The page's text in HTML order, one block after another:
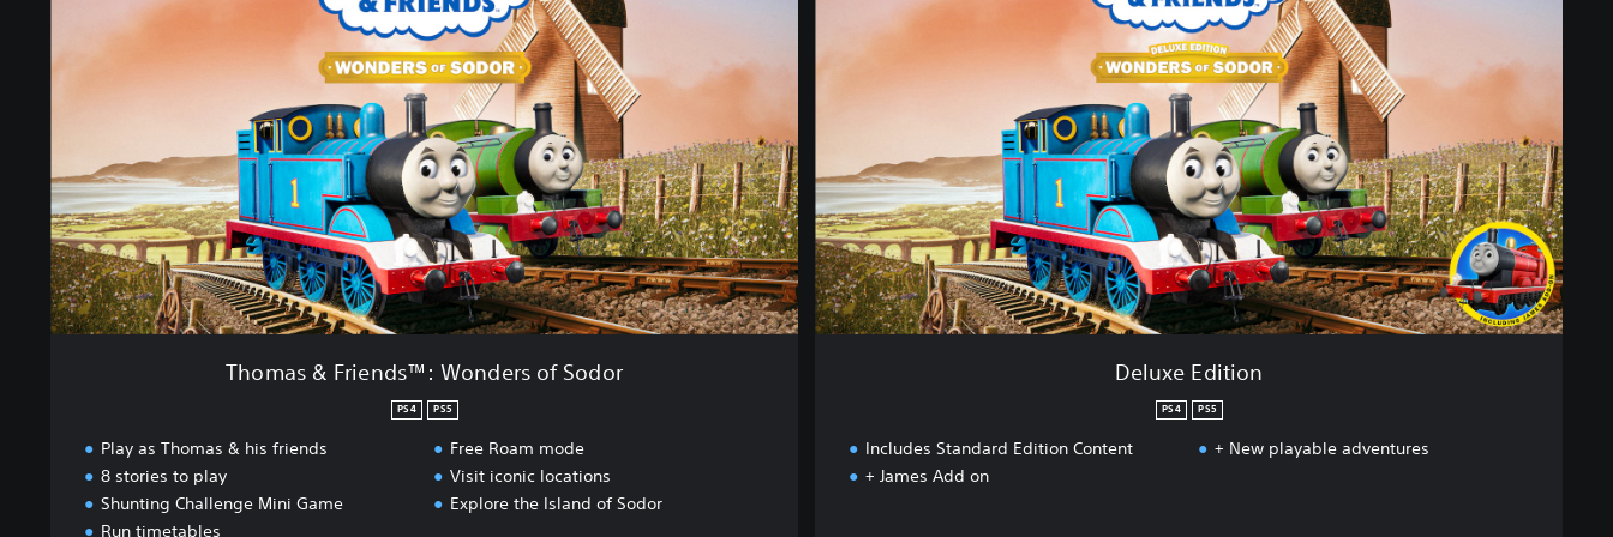
e
n
d
s
™
:
W
Thomas & Friends™: Wonders of Sodor
PS4 PS5
Play as Thomas & his friends
8 stories to play
Shunting Challenge Mini Game
Run timetables
Free Roam mode
Visit iconic locations
Explore the Island of Sodor
e
i
o
n
Deluxe Edition
PS4 PS5
Includes Standard Edition Content
+ James Add on
+ New playable adventures